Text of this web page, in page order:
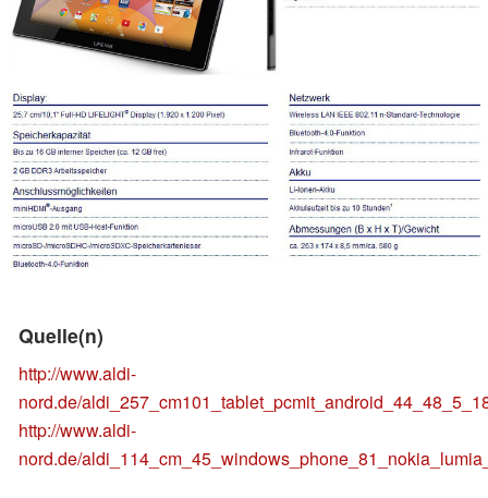
Quelle(n)
http://www.aldi-
nord.de/
http://www.aldi-
nord.de/